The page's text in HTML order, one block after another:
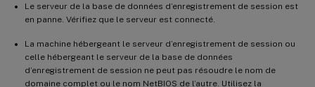
Le serveur de la base de données d’enregistrement de session est
en panne. Vérifiez que le serveur est connecté.
La machine hébergeant le serveur d’enregistrement de session ou
celle hébergeant le serveur de la base de données
d’enregistrement de session ne peut pas résoudre le nom de
domaine complet ou le nom NetBIOS de l’autre. Utilisez la